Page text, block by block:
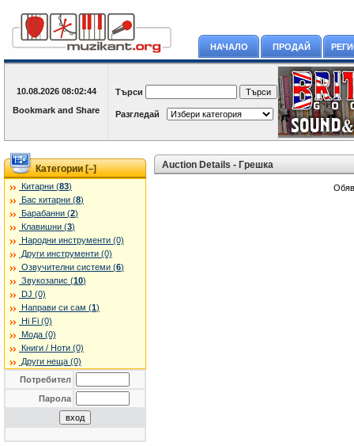
НАЧАЛО ПРОДАЙ
10.08.2026 08:02:44 Търси
Разгледай
Категории [–]
Китарни (83)
Бас китарни (8)
Барабанни (2)
Клавишни (3)
Народни инструменти (0)
Други инструменти (0)
Озвучителни системи (6)
Звукозапис (10)
DJ (0)
Направи си сам (1)
Hi Fi (0)
Мода (0)
Книги / Ноти (0)
Други неща (0)
Потребител
Парола
Auction Details - Грешка